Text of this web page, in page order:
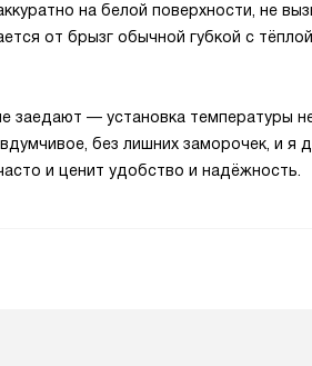
на белой поверхности, не
от брызг обычной губкой с
заедают — установка температуры
без лишних заморочек, и я
и ценит удобство и надёжность.